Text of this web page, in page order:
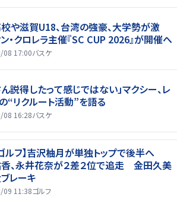
や滋賀U18、台湾の強豪、大学勢が激
・クロレラ主催『SC CUP 2026』が開催へ
08 17:00バスケ
ん説得したって感じではない」マクシー、レ
“リクルート活動”を語る
08 16:28バスケ
ルフ】吉沢柚月が単独トップで後半へ
、永井花奈が２差２位で追走 金田久美
レーキ
09 11:38ゴルフ